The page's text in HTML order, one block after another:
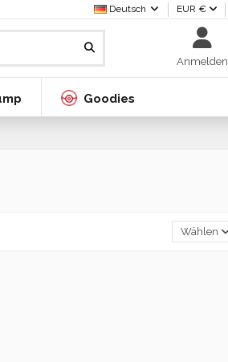
Deutsch EUR €
Anmelden
Goodies
Wählen